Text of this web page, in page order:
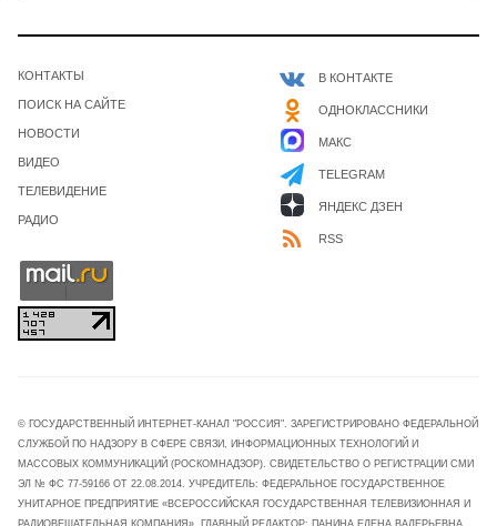
КОНТАКТЫ
ПОИСК НА САЙТЕ
НОВОСТИ
ВИДЕО
ТЕЛЕВИДЕНИЕ
РАДИО
В КОНТАКТЕ
ОДНОКЛАССНИКИ
МАКС
TELEGRAM
ЯНДЕКС ДЗЕН
RSS
© ГОСУДАРСТВЕННЫЙ ИНТЕРНЕТ-КАНАЛ "РОССИЯ". ЗАРЕГИСТРИРОВАНО ФЕДЕРАЛЬНОЙ
СЛУЖБОЙ ПО НАДЗОРУ В СФЕРЕ СВЯЗИ, ИНФОРМАЦИОННЫХ ТЕХНОЛОГИЙ И
МАССОВЫХ КОММУНИКАЦИЙ (РОСКОМНАДЗОР). СВИДЕТЕЛЬСТВО О РЕГИСТРАЦИИ СМИ
ЭЛ № ФС 77-59166 ОТ 22.08.2014. УЧРЕДИТЕЛЬ: ФЕДЕРАЛЬНОЕ ГОСУДАРСТВЕННОЕ
УНИТАРНОЕ ПРЕДПРИЯТИЕ «ВСЕРОССИЙСКАЯ ГОСУДАРСТВЕННАЯ ТЕЛЕВИЗИОННАЯ И
РАДИОВЕЩАТЕЛЬНАЯ КОМПАНИЯ». ГЛАВНЫЙ РЕДАКТОР: ПАНИНА ЕЛЕНА ВАЛЕРЬЕВНА.